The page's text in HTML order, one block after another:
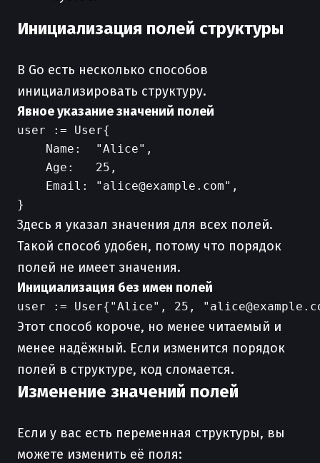
Инициализация полей структуры
В Go есть несколько способов
инициализировать структуру.
Явное указание значений полей
user := User{
    Name:  "Alice",
    Age:   25,
    Email: "alice@example.com",
Здесь я указал значения для всех полей.
Такой способ удобен, потому что порядок
полей не имеет значения.
Инициализация без имен полей
Этот способ короче, но менее читаемый и
менее надёжный. Если изменится порядок
полей в структуре, код сломается.
Изменение значений полей
Если у вас есть переменная структуры, вы
можете изменить её поля: